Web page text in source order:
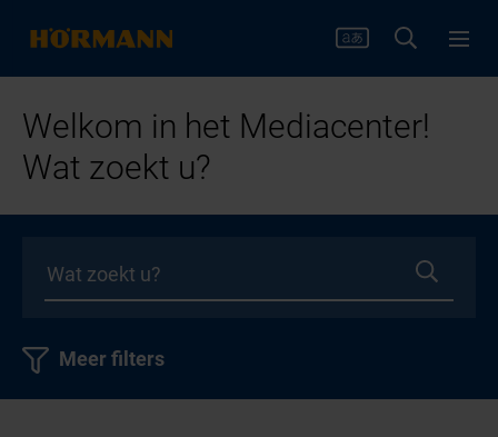
Welkom in het Mediacenter!
Wat zoekt u?
Meer filters